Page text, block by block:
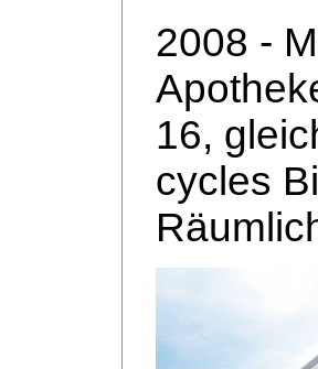
2008 -
16,
cycles